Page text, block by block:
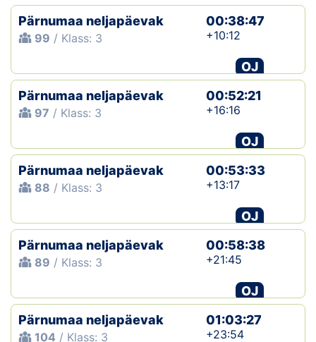
Pärnumaa neljapäevak
99 / Klass: 3
00:38:47
+10:12
OJ
Pärnumaa neljapäevak
97 / Klass: 3
00:52:21
+16:16
OJ
Pärnumaa neljapäevak
88 / Klass: 3
00:53:33
+13:17
OJ
Pärnumaa neljapäevak
89 / Klass: 3
00:58:38
+21:45
OJ
Pärnumaa neljapäevak
104 / Klass: 3
01:03:27
+23:54